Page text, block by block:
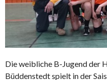
Die weibliche B-Jugend der
Büddenstedt spielt in der